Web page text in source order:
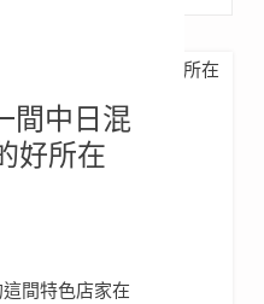
間中日混
好所在
間特色店家在